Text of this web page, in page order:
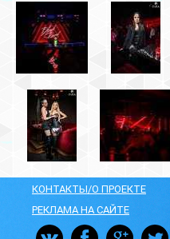
КОНТАКТЫ/О ПРОЕКТЕ
РЕКЛАМА НА САЙТЕ